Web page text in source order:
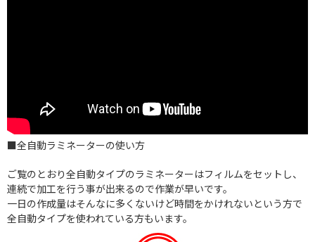
■全自動ラミネーターの使い方
ご覧のとおり全自動タイプのラミネーターはフィルムをセットし、
連続で加工を行う事が出来るので作業が早いです。
一日の作成量はそんなに多くないけど時間をかけれないという方で
全自動タイプを使われている方もいます。